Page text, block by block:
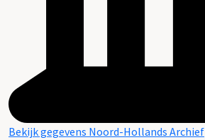
Bekijk gegevens Noord-Hollands Archief